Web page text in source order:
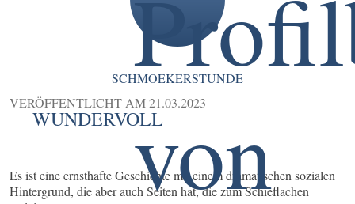
SCHMOEKERSTUNDE
VERÖFFENTLICHT AM21.03.2023
WUNDERVOLL
Es ist eine ernsthafte Geschichte mit einem dramatischen sozialen
Hintergrund, die aber auch Seiten hat, die zum Schieflachen